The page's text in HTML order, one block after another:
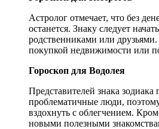
Астролог отмечает, что без
останется. Знаку следует
родственниками или друзьями.
покупкой недвижимости или
Гороскоп для Водолея
Представителей знака
проблематичные люди,
вздохнуть с облегчением.
новыми полезными